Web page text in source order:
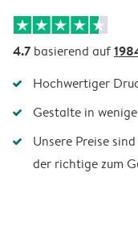
4.7 basierend auf
Hochwertiger
Gestalte in
Unsere Preise
der richtige zum